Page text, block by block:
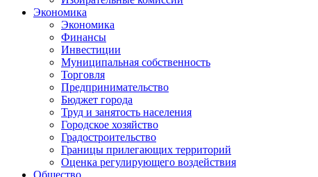
Экономика
Экономика
Финансы
Инвестиции
Муниципальная собственность
Торговля
Предпринимательство
Бюджет города
Труд и занятость населения
Городское хозяйство
Градостроительство
Границы прилегающих территорий
Оценка регулирующего воздействия
Общество